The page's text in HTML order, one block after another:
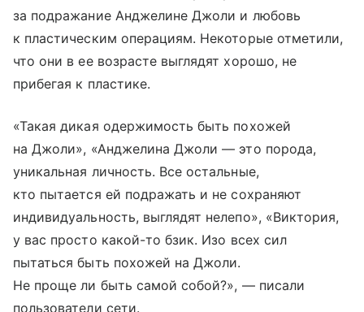
за подражание Анджелине Джоли и любовь
к пластическим операциям. Некоторые отметили,
что они в ее возрасте выглядят хорошо, не
прибегая к пластике.
«Такая дикая одержимость быть похожей
на Джоли», «Анджелина Джоли — это порода,
уникальная личность. Все остальные,
кто пытается ей подражать и не сохраняют
индивидуальность, выглядят нелепо», «Виктория,
у вас просто какой-то бзик. Изо всех сил
пытаться быть похожей на Джоли.
Не проще ли быть самой собой?», — писали
пользователи сети.